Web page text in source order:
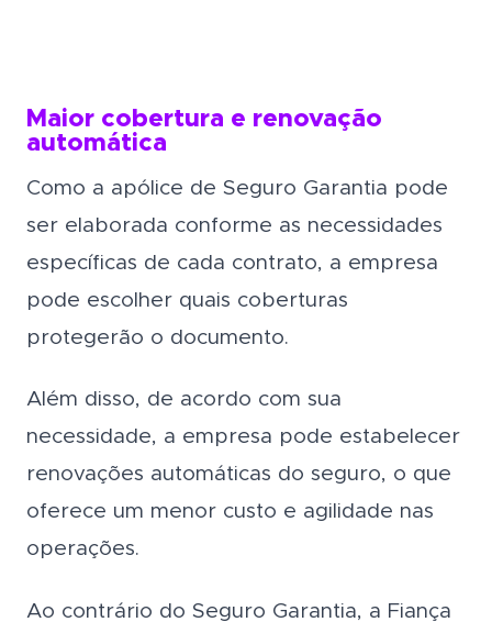
Maior cobertura e renovação
automática
Como a apólice de Seguro Garantia pode
ser elaborada conforme as necessidades
específicas de cada contrato, a empresa
pode escolher quais coberturas
protegerão o documento.
Além disso, de acordo com sua
necessidade, a empresa pode estabelecer
renovações automáticas do seguro, o que
oferece um menor custo e agilidade nas
operações.
Ao contrário do Seguro Garantia, a Fiança